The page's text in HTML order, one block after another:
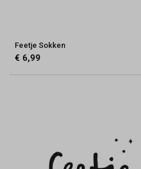
Feetje Sokken
€ 6,99